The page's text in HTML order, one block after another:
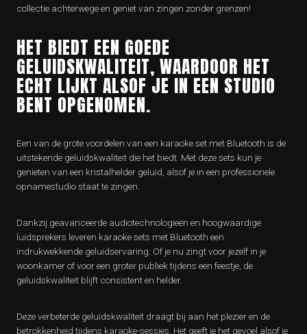
collectie achterwege en geniet van zingen zonder grenzen!
HET BIEDT EEN GOEDE
GELUIDSKWALITEIT, WAARDOOR HET
ECHT LIJKT ALSOF JE IN EEN STUDIO
BENT OPGENOMEN.
Een van de grote voordelen van een karaoke set met Bluetooth is de
uitstekende geluidskwaliteit die het biedt. Met deze sets kun je
genieten van een kristalhelder geluid, alsof je in een professionele
opnamestudio staat te zingen.
Dankzij geavanceerde audiotechnologieën en hoogwaardige
luidsprekers leveren karaoke sets met Bluetooth een
indrukwekkende geluidservaring. Of je nu zingt voor jezelf in je
woonkamer of voor een groter publiek tijdens een feestje, de
geluidskwaliteit blijft consistent en helder.
Deze verbeterde geluidskwaliteit draagt bij aan het plezier en de
betrokkenheid tijdens karaoke-sessies. Het geeft je het gevoel alsof je